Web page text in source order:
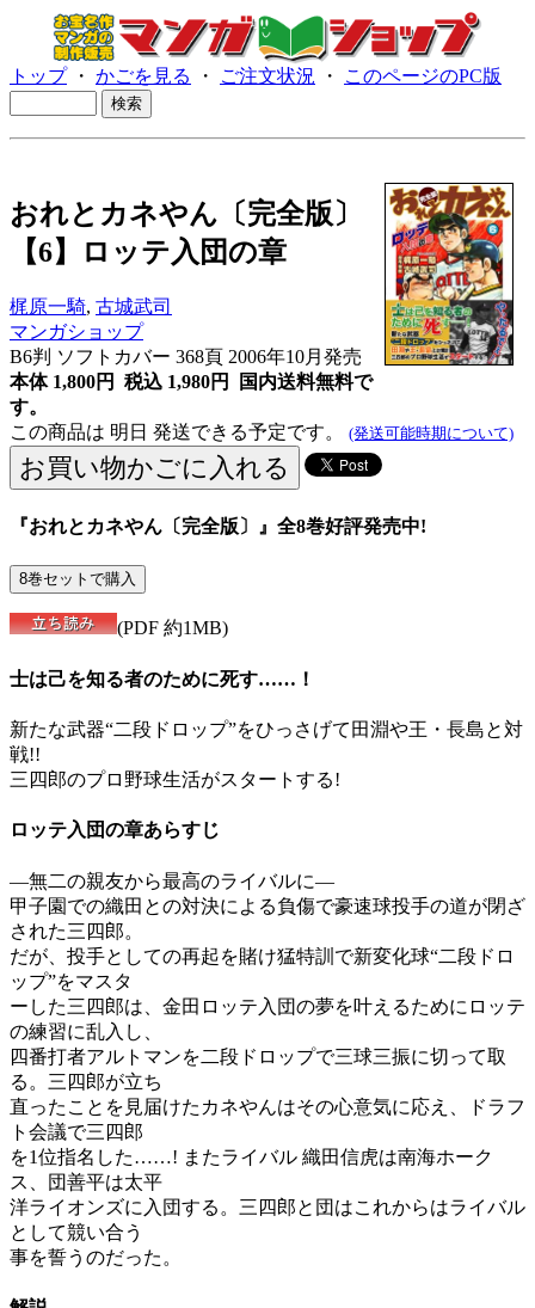
トップ・ かごを見る ・ ご注文状況 ・ このページのPC版
おれとカネやん〔完全版〕
【6】ロッテ入団の章
梶原一騎, 古城武司
マンガショップ
B6判 ソフトカバー 368頁 2006年10月発売
本体 1,800円 税込 1,980円
国内送料無料で
す。
この商品は 明日 発送できる予定です。 (発送可能時期について)
『おれとカネやん〔完全版〕』全8巻好評発売中!
(PDF 約1MB)
士は己を知る者のために死す……！
新たな武器“二段ドロップ”をひっさげて田淵や王・長島と対
戦!!
三四郎のプロ野球生活がスタートする!
ロッテ入団の章あらすじ
―無二の親友から最高のライバルに―
甲子園での織田との対決による負傷で豪速球投手の道が閉ざ
された三四郎。
だが、投手としての再起を賭け猛特訓で新変化球“二段ドロ
ップ”をマスタ
ーした三四郎は、金田ロッテ入団の夢を叶えるためにロッテ
の練習に乱入し、
四番打者アルトマンを二段ドロップで三球三振に切って取
る。三四郎が立ち
直ったことを見届けたカネやんはその心意気に応え、ドラフ
ト会議で三四郎
を1位指名した……! またライバル 織田信虎は南海ホーク
ス、団善平は太平
洋ライオンズに入団する。三四郎と団はこれからはライバル
として競い合う
事を誓うのだった。